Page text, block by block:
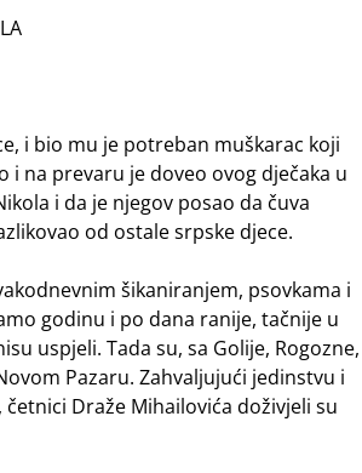
i bio mu je potreban muškarac koji
i na prevaru je doveo ovog dječaka u
i da je njegov posao da čuva
od ostale srpske djece.
šikaniranjem, psovkama i
godinu i po dana ranije, tačnije u
uspjeli. Tada su, sa Golije, Rogozne,
Pazaru. Zahvaljujući jedinstvu i
Draže Mihailovića doživjeli su